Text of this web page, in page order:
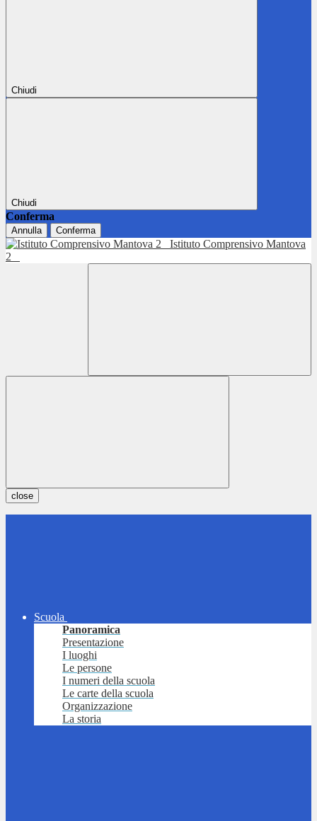
Chiudi
Chiudi
Conferma
Annulla Conferma
Istituto Comprensivo Mantova
2
close
Scuola
Panoramica
Presentazione
I luoghi
Le persone
I numeri della scuola
Le carte della scuola
Organizzazione
La storia